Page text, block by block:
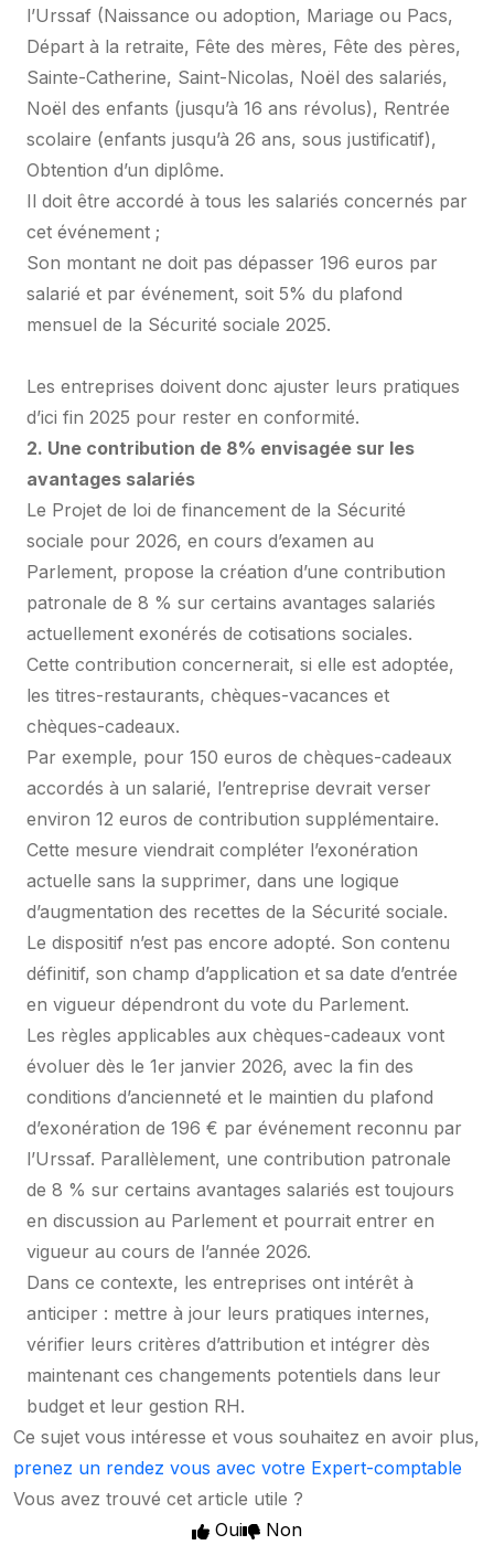
l’Urssaf (Naissance ou adoption, Mariage ou Pacs,
Départ à la retraite, Fête des mères, Fête des pères,
Sainte-Catherine, Saint-Nicolas, Noël des salariés,
Noël des enfants (jusqu’à 16 ans révolus), Rentrée
scolaire (enfants jusqu’à 26 ans, sous justificatif),
Obtention d’un diplôme.
Il doit être accordé à tous les salariés concernés par
cet événement ;
Son montant ne doit pas dépasser 196 euros par
salarié et par événement, soit 5% du plafond
mensuel de la Sécurité sociale 2025.
Les entreprises doivent donc ajuster leurs pratiques
d’ici fin 2025 pour rester en conformité.
2. Une contribution de 8% envisagée sur les
avantages salariés
Le Projet de loi de financement de la Sécurité
sociale pour 2026, en cours d’examen au
Parlement, propose la création d’une contribution
patronale de 8 % sur certains avantages salariés
actuellement exonérés de cotisations sociales.
Cette contribution concernerait, si elle est adoptée,
les titres-restaurants, chèques-vacances et
chèques-cadeaux.
Par exemple, pour 150 euros de chèques-cadeaux
accordés à un salarié, l’entreprise devrait verser
environ 12 euros de contribution supplémentaire.
Cette mesure viendrait compléter l’exonération
actuelle sans la supprimer, dans une logique
d’augmentation des recettes de la Sécurité sociale.
Le dispositif n’est pas encore adopté. Son contenu
définitif, son champ d’application et sa date d’entrée
en vigueur dépendront du vote du Parlement.
Les règles applicables aux chèques-cadeaux vont
évoluer dès le 1er janvier 2026, avec la fin des
conditions d’ancienneté et le maintien du plafond
d’exonération de 196 € par événement reconnu par
l’Urssaf. Parallèlement, une contribution patronale
de 8 % sur certains avantages salariés est toujours
en discussion au Parlement et pourrait entrer en
vigueur au cours de l’année 2026.
Dans ce contexte, les entreprises ont intérêt à
anticiper : mettre à jour leurs pratiques internes,
vérifier leurs critères d’attribution et intégrer dès
maintenant ces changements potentiels dans leur
budget et leur gestion RH.
Ce sujet vous intéresse et vous souhaitez en avoir plus,
prenez un rendez vous avec votre Expert-comptable
Vous avez trouvé cet article utile ?
Oui
Non